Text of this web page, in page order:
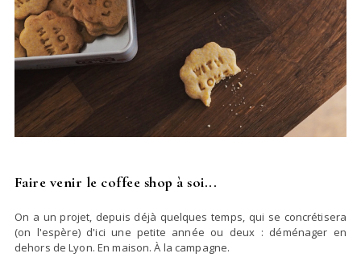
Faire venir le coffee shop à soi...
On a un projet, depuis déjà quelques temps, qui se concrétisera
(on l'espère) d'ici une petite année ou deux : déménager en
dehors de Lyon. En maison. À la campagne.